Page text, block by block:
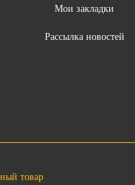
Мои закладки
Рассылка новостей
товар